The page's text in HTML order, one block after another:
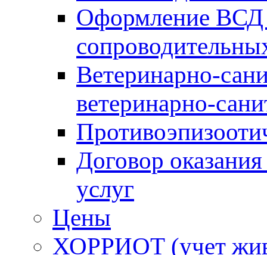
Оформление ВСД
Ветеринарно-
ветеринарно-
Договор
услуг
Цены
ХОРРИОТ (учет